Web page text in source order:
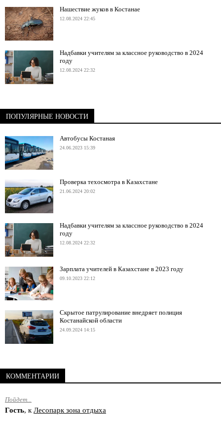
Нашествие жуков в Костанае
12.08.2024 22:45
Надбавки учителям за классное руководство в 2024
году
12.08.2024 22:32
ПОПУЛЯРНЫЕ НОВОСТИ
Автобусы Костаная
24.06.2023 15:39
Проверка техосмотра в Казахстане
21.06.2024 20:02
Надбавки учителям за классное руководство в 2024
году
12.08.2024 22:32
Зарплата учителей в Казахстане в 2023 году
09.10.2023 22:12
Скрытое патрулирование внедряет полиция
Костанайской области
24.09.2024 14:15
КОММЕНТАРИИ
Пойдет...
Гость, к Лесопарк зона отдыха